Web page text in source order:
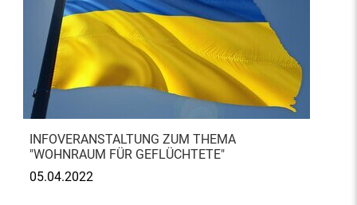
INFOVERANSTALTUNG ZUM THEMA
"WOHNRAUM FÜR GEFLÜCHTETE"
05.04.2022